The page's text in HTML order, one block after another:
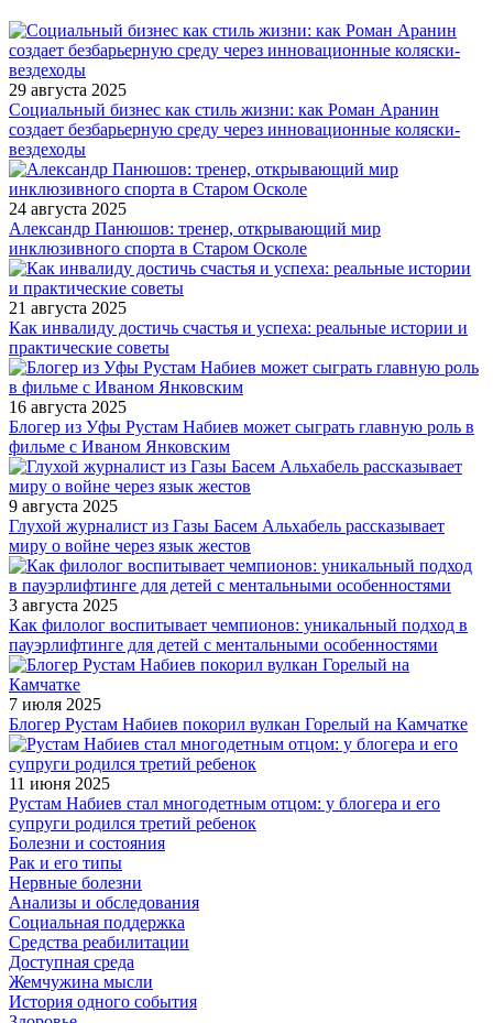
29 августа 2025
Социальный бизнес как стиль жизни: как Роман Аранин
создает безбарьерную среду через инновационные коляски-
вездеходы
24 августа 2025
Александр Панюшов: тренер, открывающий мир
инклюзивного спорта в Старом Осколе
21 августа 2025
Как инвалиду достичь счастья и успеха: реальные истории и
практические советы
16 августа 2025
Блогер из Уфы Рустам Набиев может сыграть главную роль в
фильме с Иваном Янковским
9 августа 2025
Глухой журналист из Газы Басем Альхабель рассказывает
миру о войне через язык жестов
3 августа 2025
Как филолог воспитывает чемпионов: уникальный подход в
пауэрлифтинге для детей с ментальными особенностями
7 июля 2025
Блогер Рустам Набиев покорил вулкан Горелый на Камчатке
11 июня 2025
Рустам Набиев стал многодетным отцом: у блогера и его
супруги родился третий ребенок
Болезни и состояния
Рак и его типы
Нервные болезни
Анализы и обследования
Социальная поддержка
Средства реабилитации
Доступная среда
Жемчужина мысли
История одного события